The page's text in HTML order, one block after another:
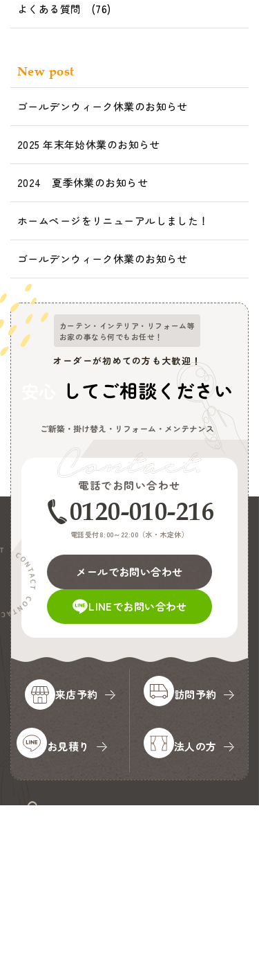
よくある質問 (76)
New post
ゴールデンウィーク休業のお知らせ
2025 年末年始休業のお知らせ
2024 夏季休業のお知らせ
ホームページをリニューアルしました！
ゴールデンウィーク休業のお知らせ
カーテン・インテリア・リフォーム等
お家の事なら何でもお任せ！
オーダーが初めての方も大歓迎！
してご相談ください
ご新築・掛け替え・リフォーム・メンテナンス
電話でお問い合わせ
0120-010-216
電話受付8:00～22:00（水・木定休）
メールでお問い合わせ
LINEでお問い合わせ
来店予約 訪問予約
お見積り 法人の方